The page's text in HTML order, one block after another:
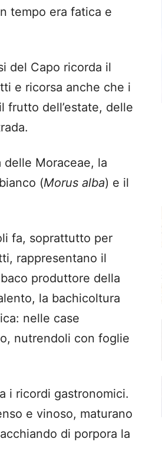
tempo era fatica e
del Capo ricorda il
e ricorsa anche che i
frutto dell’estate, delle
delle Moraceae, la
(Morus alba) e il
fa, soprattutto per
rappresentano il
produttore della
la bachicoltura
nelle case
nutrendoli con foglie
i ricordi gastronomici.
e vinoso, maturano
di porpora la